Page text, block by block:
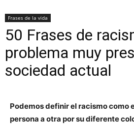
Frases de la vida
50 Frases de
problema muy
sociedad actual
Podemos definir el racismo como
persona a otra por su diferente